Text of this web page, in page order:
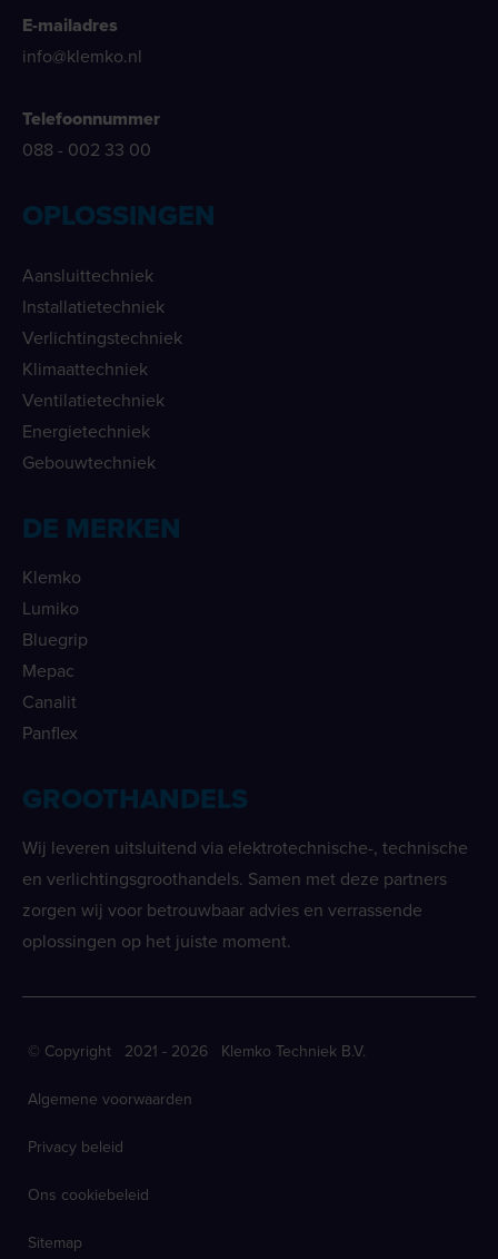
E-mailadres
info@klemko.nl
Telefoonnummer
088 - 002 33 00
OPLOSSINGEN
Aansluittechniek
Installatietechniek
Verlichtingstechniek
Klimaattechniek
Ventilatietechniek
Energietechniek
Gebouwtechniek
DE MERKEN
Klemko
Lumiko
Bluegrip
Mepac
Canalit
Panflex
GROOTHANDELS
Wij leveren uitsluitend via elektrotechnische-, technische
en verlichtingsgroothandels. Samen met deze partners
zorgen wij voor betrouwbaar advies en verrassende
oplossingen op het juiste moment.
© Copyright 2021 - 2026 Klemko Techniek B.V.
Algemene voorwaarden
Privacy beleid
Ons cookiebeleid
Sitemap